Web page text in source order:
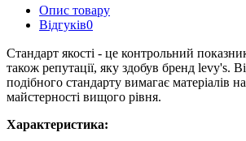
Опис товару
Відгуків0
Стандарт якості - це контрольний
також репутації, яку здобув бренд levy's.
подібного стандарту вимагає матеріалів
майстерності вищого рівня.
Характеристика: